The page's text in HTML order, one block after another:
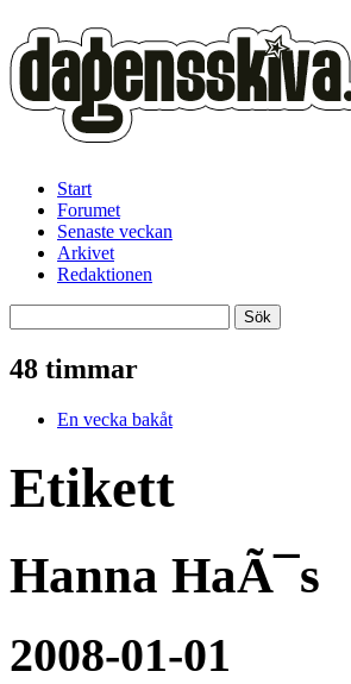
Start
Forumet
Senaste veckan
Arkivet
Redaktionen
48 timmar
En vecka bakåt
Etikett
Hanna HaÃ¯s
2008-01-01